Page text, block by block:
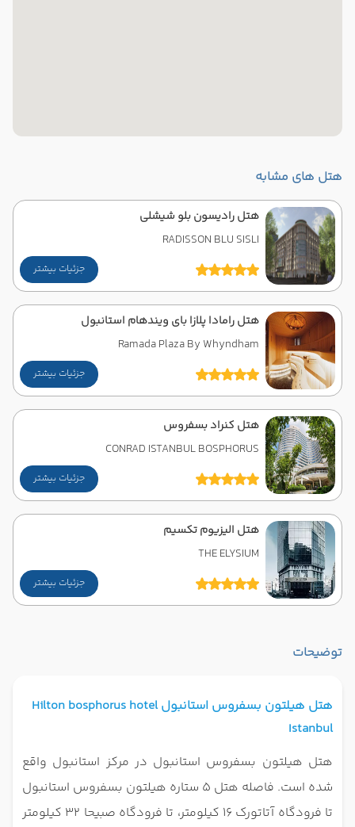
هتل های مشابه
هتل رادیسون بلو شیشلی
RADISSON BLU SISLI
جزئیات بیشتر
هتل رامادا پلازا بای ویندهام استانبول
Ramada Plaza By Whyndham
جزئیات بیشتر
هتل کنراد بسفروس
CONRAD ISTANBUL BOSPHORUS
جزئیات بیشتر
هتل الیزیوم تکسیم
THE ELYSIUM
جزئیات بیشتر
توضیحات
هتل هیلتون بسفروس استانبول Hilton bosphorus hotel
Istanbul
هتل هیلتون بسفروس استانبول در مرکز استانبول واقع
شده است. فاصله هتل 5 ستاره هیلتون بسفروس استانبول
تا فرودگاه آتاتورک 16 کیلومتر، تا فرودگاه صبیحا 32 کیلومتر